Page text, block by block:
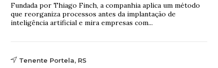
Fundada por Thiago Finch, a companhia aplica um método
que reorganiza processos antes da implantação de
inteligência artificial e mira empresas com...
Tenente Portela, RS